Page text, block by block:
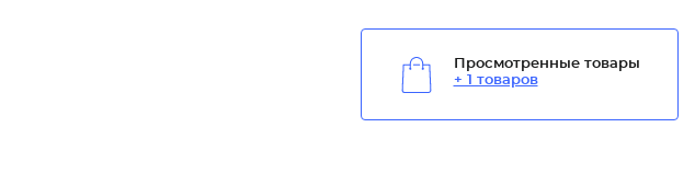
Просмотренные товары
+ 1 товаров